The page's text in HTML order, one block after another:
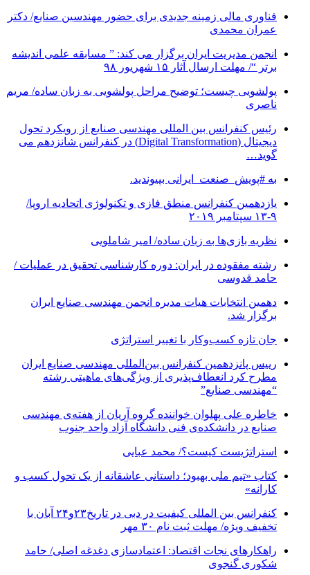
فناوری مالی زمینه جدیدی برای حضور مهندسین صنایع/ دکتر
عمران محمدی
انجمن مدیریت ایران برگزار می کند: ” مسابقه علمی اندیشه
برتر “/ مهلت ارسال آثار ۱۵ شهریور ۹۸
پولشویی چیست؛ توضیح مراحل پولشویی به زبان ساده/ مریم
ناصری
رئیس کنفرانس بین المللی مهندسی صنایع از رویکرد تحول
دیجیتال (Digital Transformation) در کنفرانس شانزدهم می
گوید…
به #پویش_صنعت_ایرانی بپیوندید.
یازدهمین کنفرانس منطق فازی و تکنولوژی اتحادیه اروپا/
۹-۱۳ سپتامبر ۲۰۱۹
نظریه بازی‌ها به زبان ساده/ امیر شاملویی
رشته مفقوده در ایران: دوره کارشناسی تحقیق در عملیات /
حامد قدوسی
دهمین انتخابات هیات مدیره انجمن مهندسی صنایع ایران
برگزار شد.
جان تازه کسب‌وکار با تغییر استراتژی
رییس پانزدهمین کنفرانس بین‌المللی مهندسی صنایع ایران
مطرح کرد انعطاف‌پذیری از ویژگی‌های ماهیتی رشته
“مهندسی صنایع”
خاطره علی پهلوان خواننده گروه آریان از هفته‌ی مهندسی
صنایع در دانشکده‌ی فنی دانشگاه آزاد واحد جنوب
استراتژیست کیست؟‬/ محمد عبایی
کتاب «تیم ملی بهبود؛ داستانی عاشقانه از یک تحول کسب و
کارانه»
کنفرانس بین المللی کیفیت در دبی در تاریخ۲۳و۲۴ آبان با
تخفیف ویژه/ مهلت ثبت نام ۳۰ مهر
راهکارهای نجات اقتصاد: اعتمادسازی دغدغه اصلی/ حامد
شکوری گنجوی